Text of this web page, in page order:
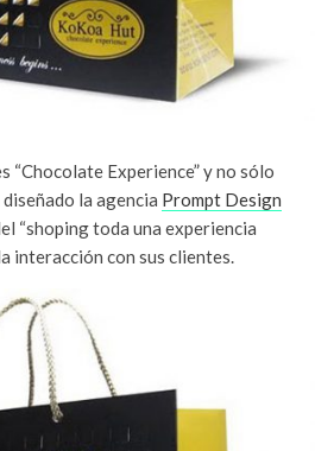
“Chocolate Experience” y no sólo
la agencia Prompt Design
“shoping toda una experiencia
interacción con sus clientes.